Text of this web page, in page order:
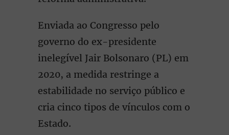
Enviada ao Congresso pelo
governo do ex-presidente
inelegível Jair Bolsonaro (PL) em
2020, a medida restringe a
estabilidade no serviço público e
cria cinco tipos de vínculos com o
Estado.